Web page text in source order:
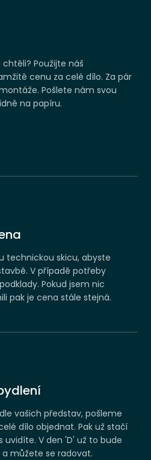
Použijte náš
cenu za celé dílo. Za pár
Pošlete nám svou
na papíru.
technickou skicu, abyste
V případě potřeby
Pokud jsem nic
pak je cena stále stejná.
vašich představ, pošleme
dílo objednat. Pak už stačí
uvidíte. V den 'D' už to bude
můžete se radovat.